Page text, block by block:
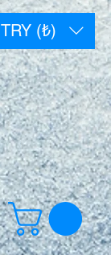
TRY (₺)